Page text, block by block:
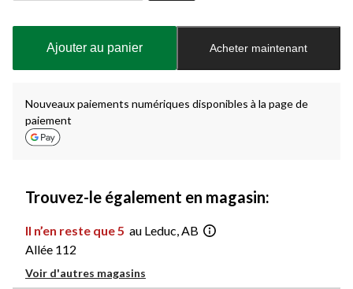
à
Ajouter au panier Acheter maintenant
Nouveaux paiements numériques disponibles à la page de
paiement
Trouvez-le également en magasin:
Il n’en reste que 5 au Leduc, AB
Allée 112
Voir d'autres magasins